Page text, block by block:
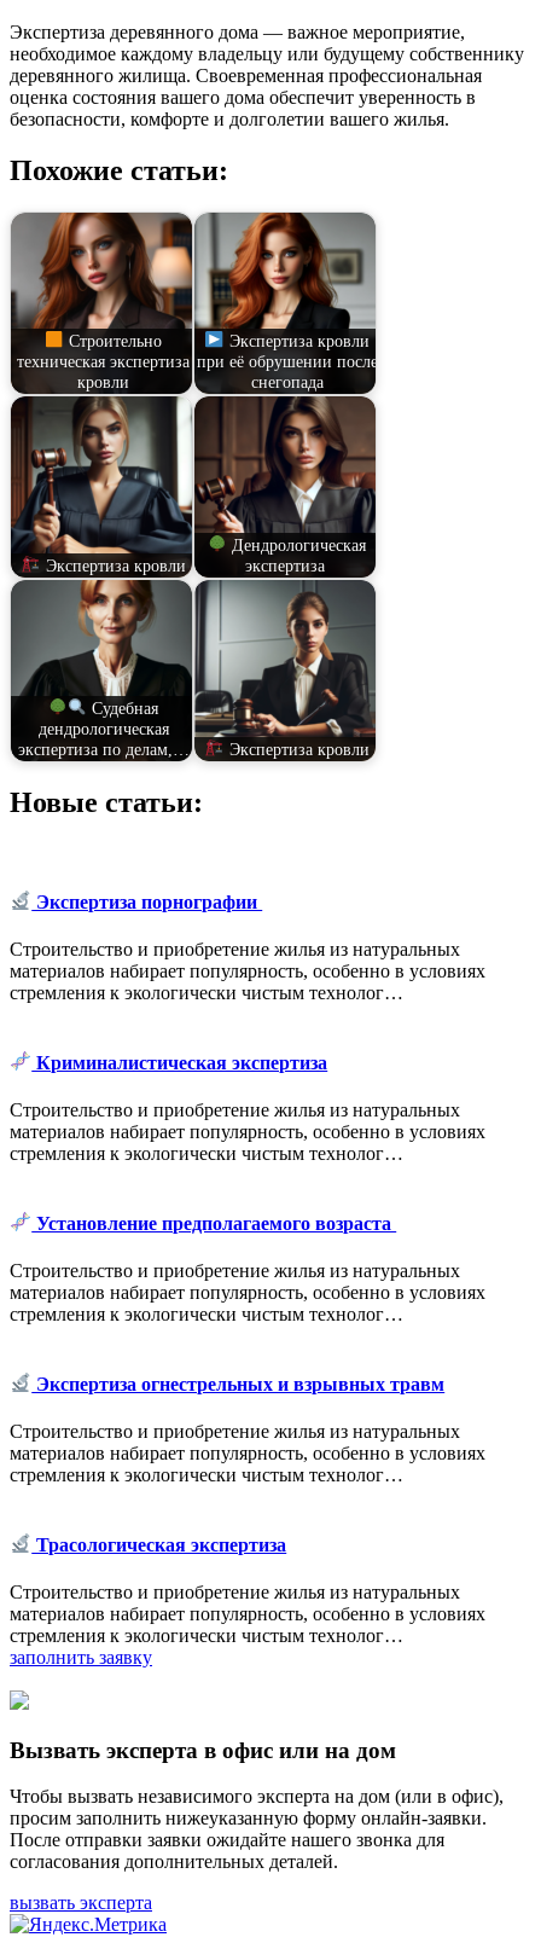
Экспертиза деревянного дома — важное мероприятие,
необходимое каждому владельцу или будущему собственнику
деревянного жилища. Своевременная профессиональная
оценка состояния вашего дома обеспечит уверенность в
безопасности, комфорте и долголетии вашего жилья.
Похожие статьи:
Строительно
техническая экспертиза
кровли
Экспертиза кровли
при её обрушении после
снегопада
Экспертиза кровли
Дендрологическая
экспертиза
Судебная
дендрологическая
экспертиза по делам,…
Экспертиза кровли
Новые статьи:
Экспертиза порнографии
Строительство и приобретение жилья из натуральных
материалов набирает популярность, особенно в условиях
стремления к экологически чистым технолог…
Криминалистическая экспертиза
Строительство и приобретение жилья из натуральных
материалов набирает популярность, особенно в условиях
стремления к экологически чистым технолог…
Установление предполагаемого возраста
Строительство и приобретение жилья из натуральных
материалов набирает популярность, особенно в условиях
стремления к экологически чистым технолог…
Экспертиза огнестрельных и взрывных травм
Строительство и приобретение жилья из натуральных
материалов набирает популярность, особенно в условиях
стремления к экологически чистым технолог…
Трасологическая экспертиза
Строительство и приобретение жилья из натуральных
материалов набирает популярность, особенно в условиях
стремления к экологически чистым технолог…
заполнить заявку
Вызвать эксперта в офис или на дом
Чтобы вызвать независимого эксперта на дом (или в офис),
просим заполнить нижеуказанную форму онлайн-заявки.
После отправки заявки ожидайте нашего звонка для
согласования дополнительных деталей.
вызвать эксперта